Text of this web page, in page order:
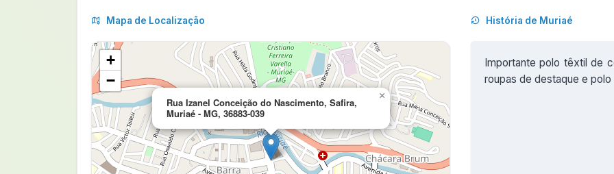
Mapa de Localização
Rua Izanel Conceição do Nascimento, Safira,
Muriaé - MG, 36883-039
×
+
−
História de Muriaé
Importante polo têxtil de
roupas de destaque e